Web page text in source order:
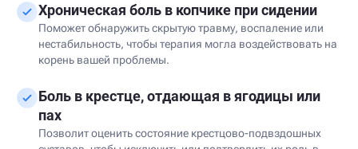
Хроническая боль в копчике при сидении
Поможет обнаружить скрытую травму, воспаление или
нестабильность, чтобы терапия могла воздействовать на
корень вашей проблемы.
Боль в крестце, отдающая в ягодицы или
пах
Позволит оценить состояние крестцово-подвздошных